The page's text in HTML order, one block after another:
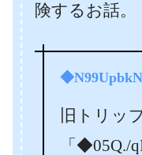
険するお話。
旧トリッ
「◆05Q./